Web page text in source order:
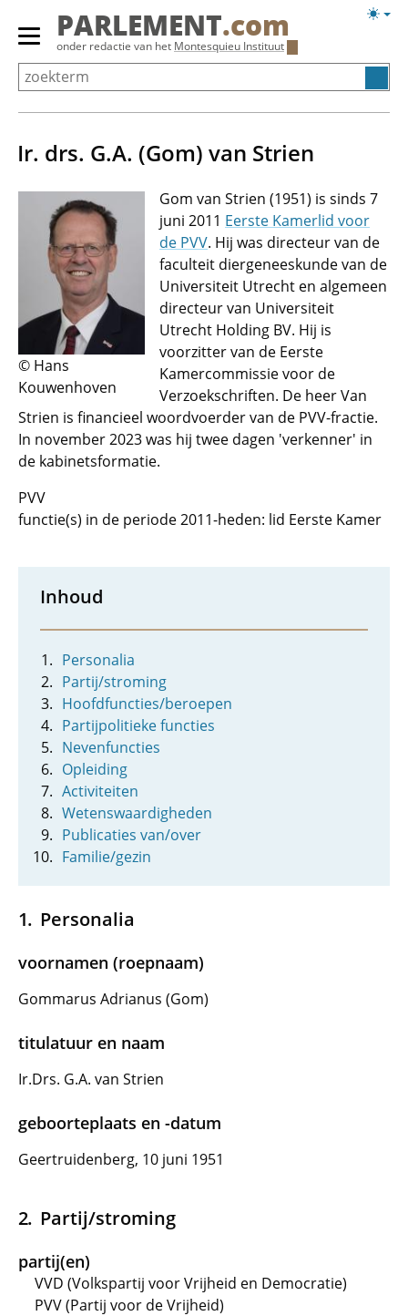
Overslaan
Primair
menu
tonen/verbergen
PARLEMENT.com
onder redactie van het Montesquieu Instituut
Ir. drs. G.A. (Gom) van Strien
© Hans
Kouwenhoven
Gom van Strien (1951) is sinds 7
juni 2011 Eerste Kamerlid voor
de PVV. Hij was directeur van de
faculteit diergeneeskunde van de
Universiteit Utrecht en algemeen
directeur van Universiteit
Utrecht Holding BV. Hij is
voorzitter van de Eerste
Kamercommissie voor de
Verzoekschriften. De heer Van
Strien is financieel woordvoerder van de PVV-fractie.
In november 2023 was hij twee dagen 'verkenner' in
de kabinetsformatie.
PVV
functie(s) in de periode 2011-heden: lid Eerste Kamer
Inhoud
Personalia
Partij/stroming
Hoofdfuncties/beroepen
Partijpolitieke functies
Nevenfuncties
Opleiding
Activiteiten
Wetenswaardigheden
Publicaties van/over
Familie/gezin
Personalia
voornamen (roepnaam)
Gommarus Adrianus (Gom)
titulatuur en naam
Ir.Drs. G.A. van Strien
geboorteplaats en -datum
Geertruidenberg, 10 juni 1951
Partij/stroming
partij(en)
VVD (Volkspartij voor Vrijheid en Democratie)
PVV (Partij voor de Vrijheid)